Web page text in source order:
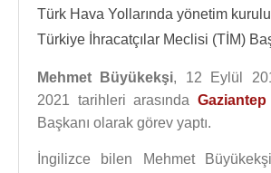
Türk Hava Yollarında yönetim
Türkiye İhracatçılar Meclisi (TİM)
Mehmet Büyükekşi, 12 Eylül
2021 tarihleri arasında Gaziantep
Başkanı olarak görev yaptı.
İngilizce bilen Mehmet